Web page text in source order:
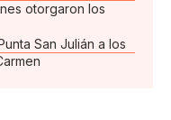
otorgaron los
San Julián a los